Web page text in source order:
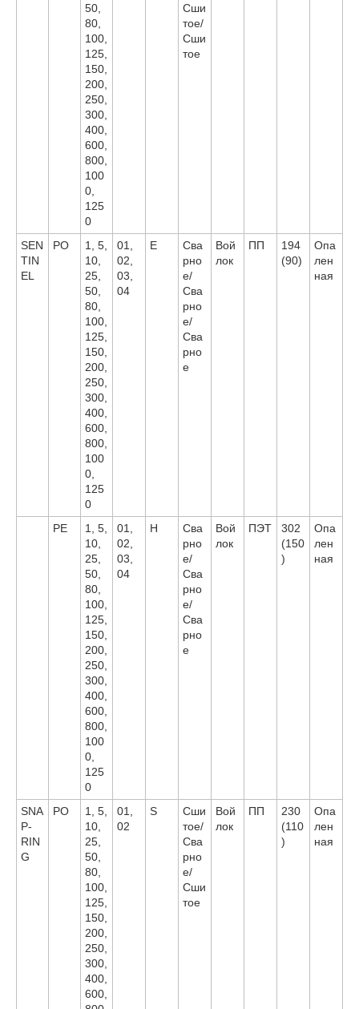
50,
80,
100,
125,
150,
200,
250,
300,
400,
600,
800,
100
0,
125
0
Сши
тое/
Сши
тое
SEN
TIN
EL
PO
1, 5,
10,
25,
50,
80,
100,
125,
150,
200,
250,
300,
400,
600,
800,
100
0,
125
0
01,
02,
03,
04
E
Сва
рно
е/
Сва
рно
е/
Сва
рно
е
Вой
лок
ПП
194
(90)
Опа
лен
ная
PE
1, 5,
10,
25,
50,
80,
100,
125,
150,
200,
250,
300,
400,
600,
800,
100
0,
125
0
01,
02,
03,
04
H
Сва
рно
е/
Сва
рно
е/
Сва
рно
е
Вой
лок
ПЭТ
302
(150
)
Опа
лен
ная
SNA
P-
RIN
G
PO
1, 5,
10,
25,
50,
80,
100,
125,
150,
200,
250,
300,
400,
600,
01,
02
S
Сши
тое/
Сва
рно
е/
Сши
тое
Вой
лок
ПП
230
(110
)
Опа
лен
ная